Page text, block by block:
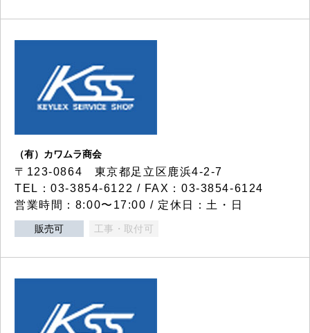
（有）カワムラ商会
〒123-0864 東京都足立区鹿浜4-2-7
TEL：03-3854-6122 / FAX：03-3854-6124
営業時間：8:00〜17:00 / 定休日：土・日
販売可 工事・取付可